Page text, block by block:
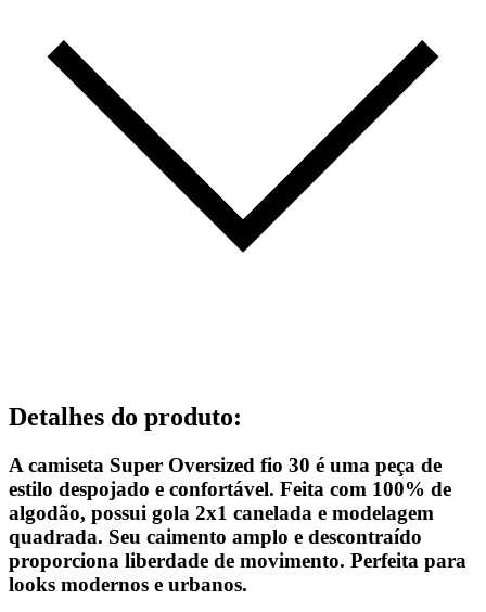
Detalhes do produto:
A camiseta Super Oversized fio 30 é uma peça de
estilo despojado e confortável. Feita com 100% de
algodão, possui gola 2x1 canelada e modelagem
quadrada. Seu caimento amplo e descontraído
proporciona liberdade de movimento. Perfeita para
looks modernos e urbanos.